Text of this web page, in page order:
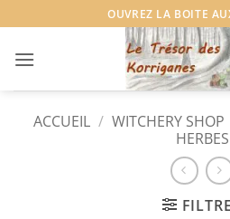
au
contenu
OUVREZ LA BOITE
ACCUEIL / WITCHERY SHOP
HERBES